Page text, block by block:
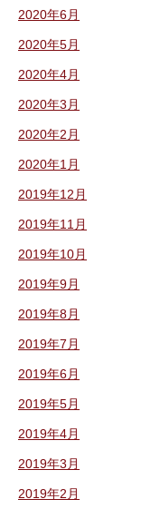
2020年6月
2020年5月
2020年4月
2020年3月
2020年2月
2020年1月
2019年12月
2019年11月
2019年10月
2019年9月
2019年8月
2019年7月
2019年6月
2019年5月
2019年4月
2019年3月
2019年2月